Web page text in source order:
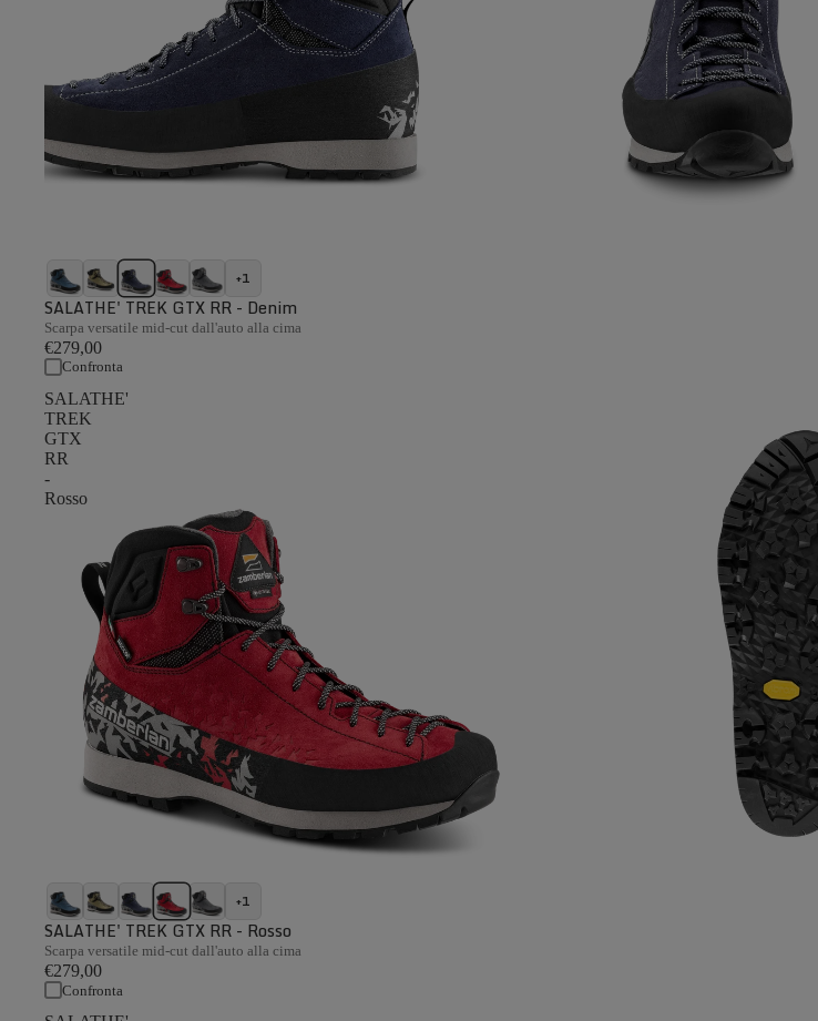
+1
SALATHE' TREK GTX RR - Denim
Scarpa versatile mid-cut dall'auto alla cima
€279,00
Confronta
SALATHE'
TREK
GTX
RR
-
Rosso
+1
SALATHE' TREK GTX RR - Rosso
Scarpa versatile mid-cut dall'auto alla cima
€279,00
Confronta